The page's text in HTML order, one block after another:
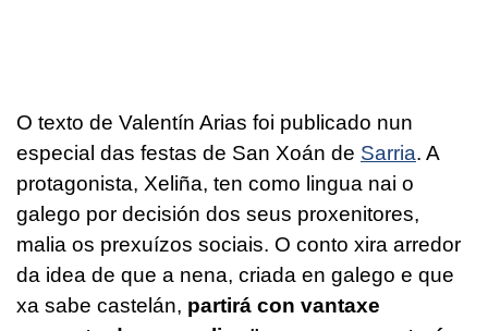
O texto de Valentín Arias foi publicado nun
especial das festas de San Xoán de Sarria. A
protagonista, Xeliña, ten como lingua nai o
galego por decisión dos seus proxenitores,
malia os prexuízos sociais. O conto xira arredor
da idea de que a nena, criada en galego e que
xa sabe castelán, partirá con vantaxe